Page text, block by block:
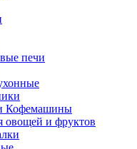
печи
Кофемашины
овощей и фруктов